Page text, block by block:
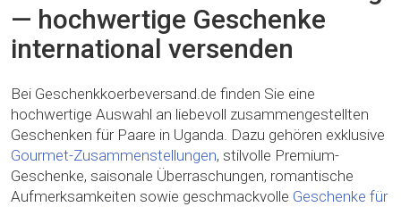
— hochwertige Geschenke
international versenden
Bei Geschenkkoerbeversand.de finden Sie eine
hochwertige Auswahl an liebevoll zusammengestellten
Geschenken für Paare in Uganda. Dazu gehören exklusive
Gourmet-Zusammenstellungen, stilvolle Premium-
Geschenke, saisonale Überraschungen, romantische
Aufmerksamkeiten sowie geschmackvolle Geschenke für